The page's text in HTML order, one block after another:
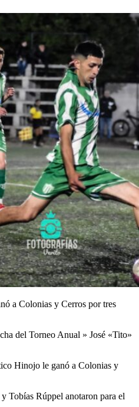
a Colonias y Cerros por tres
del Torneo Anual » José «Tito»
Hinojo le ganó a Colonias y
Tobías Rúppel anotaron para el